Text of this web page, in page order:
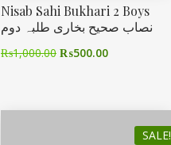
Nisab Sahi Bukhari 2 Boys
نصاب صحیح بخاری طلبہ دوم
₨1,000.00 ₨500.00
SALE!